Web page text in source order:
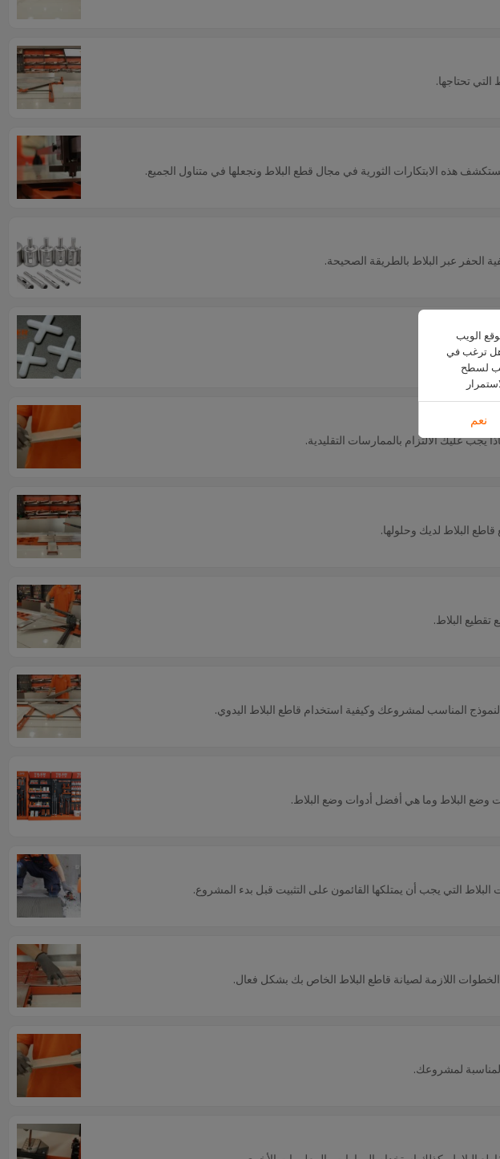
تحتاجها.
هذه الابتكارات الثورية في مجال قطع البلاط ونجعلها في متناول الجميع.
الحفر عبر البلاط بالطريقة الصحيحة.
البلاط.
عليك الالتزام بالممارسات التقليدية.
البلاط لديك وحلولها.
البلاط.
المناسب لمشروعك وكيفية استخدام قاطع البلاط اليدوي.
وضع البلاط وما هي أفضل أدوات وضع البلاط.
التي يجب أن يمتلكها القائمون على التثبيت قبل بدء المشروع.
اللازمة لصيانة قاطع البلاط الخاص بك بشكل فعال.
لمشروعك.
الويب
هل ترغب في
لسطح
نعم